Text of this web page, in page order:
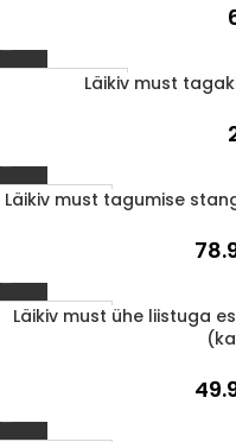
LÄBIMÜÜDUDLäikiv must
1-3 D.D.
Läikiv must tagumise
1-3 D.D.
Läikiv must ühe liistuga